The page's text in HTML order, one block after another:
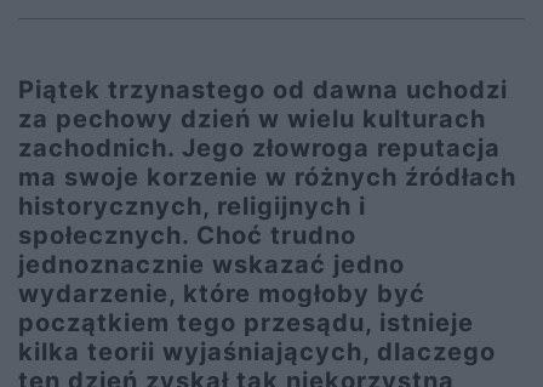
Piątek trzynastego od dawna uchodzi
za pechowy dzień w wielu kulturach
zachodnich. Jego złowroga reputacja
ma swoje korzenie w różnych źródłach
historycznych, religijnych i
społecznych. Choć trudno
jednoznacznie wskazać jedno
wydarzenie, które mogłoby być
początkiem tego przesądu, istnieje
kilka teorii wyjaśniających, dlaczego
ten dzień zyskał tak niekorzystną